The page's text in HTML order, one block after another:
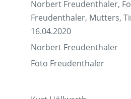
Norbert Freudenthaler,
Freudenthaler, Mutters,
16.04.2020
Norbert Freudenthaler
Foto Freudenthaler